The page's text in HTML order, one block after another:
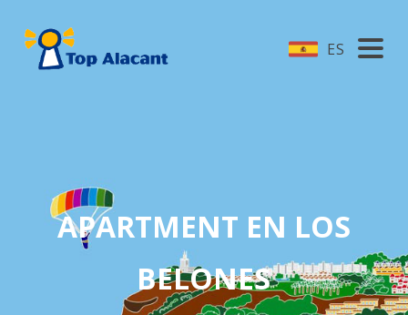
ES
APARTMENT EN LOS
BELONES